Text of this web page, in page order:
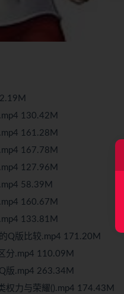
130.42M
161.28M
167.78M
127.96M
58.39M
160.67M
133.81M
Q版比较.mp4 171.20M
分.mp4 110.09M
版.mp4 263.34M
权力与荣耀().mp4 174.43M